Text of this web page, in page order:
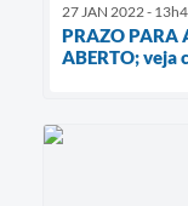
27 JAN 2022 -
PRAZO PARA
ABERTO; veja